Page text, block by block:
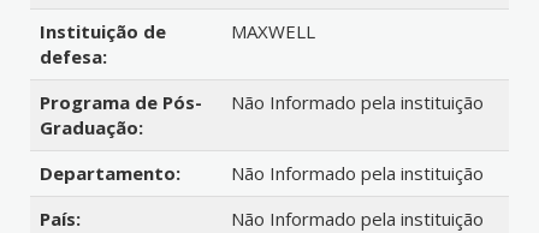
Instituição de
defesa:
MAXWELL
Programa de Pós-
Graduação:
Não Informado pela instituição
Departamento:
Não Informado pela instituição
País:
Não Informado pela instituição